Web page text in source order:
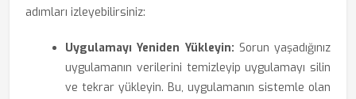
adımları izleyebilirsiniz:
Uygulamayı Yeniden Yükleyin: Sorun yaşadığınız
uygulamanın verilerini temizleyip uygulamayı silin
ve tekrar yükleyin. Bu, uygulamanın sistemle olan